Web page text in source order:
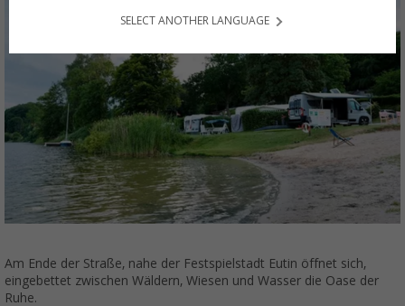
Am Ende der Straße, nahe der Festspielstadt Eutin öffnet sich,
eingebettet zwischen Wäldern, Wiesen und Wasser die Oase der
Ruhe.
SELECT ANOTHER LANGUAGE